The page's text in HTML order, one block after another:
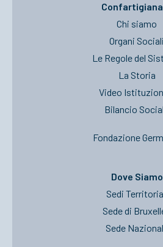
Chi siamo
Organi Sociali
Le Regole del
La Storia
Video
Bilancio
Fondazione
Dove Siamo
Sedi
Sede di
Sede